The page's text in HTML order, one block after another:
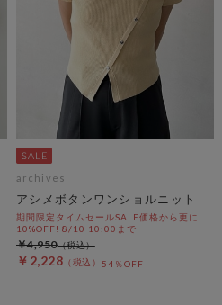
archives
アシメボタンワンショルニット
期間限定タイムセールSALE価格から更に
10%OFF! 8/10 10:00まで
￥2,228 54％OFF
￥4,950